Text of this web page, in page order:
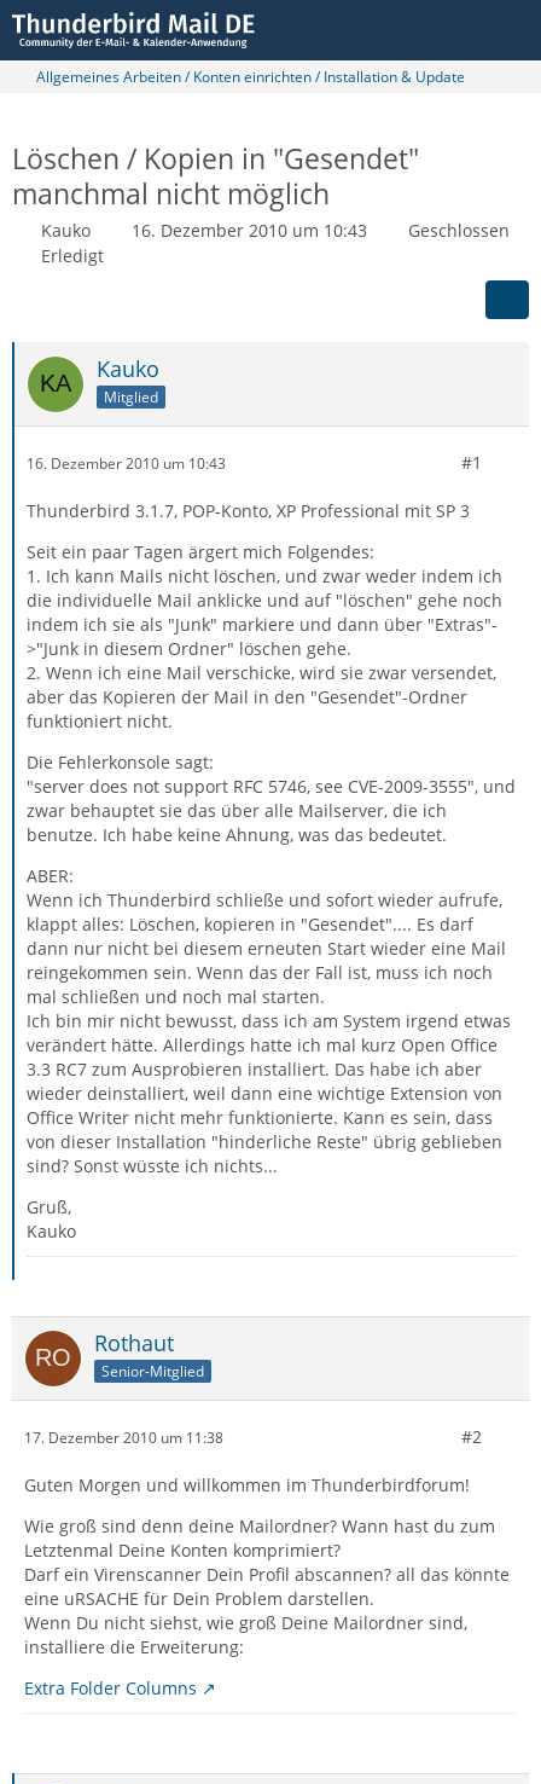
Allgemeines Arbeiten / Konten einrichten / Installation & Update
Löschen / Kopien in "Gesendet"
manchmal nicht möglich
Kauko 16. Dezember 2010 um 10:43
Geschlossen
Erledigt
Kauko
Mitglied
16. Dezember 2010 um 10:43 #1
Thunderbird 3.1.7, POP-Konto, XP Professional mit SP 3
Seit ein paar Tagen ärgert mich Folgendes:
1. Ich kann Mails nicht löschen, und zwar weder indem ich
die individuelle Mail anklicke und auf "löschen" gehe noch
indem ich sie als "Junk" markiere und dann über "Extras"-
>"Junk in diesem Ordner" löschen gehe.
2. Wenn ich eine Mail verschicke, wird sie zwar versendet,
aber das Kopieren der Mail in den "Gesendet"-Ordner
funktioniert nicht.
Die Fehlerkonsole sagt:
"server does not support RFC 5746, see CVE-2009-3555", und
zwar behauptet sie das über alle Mailserver, die ich
benutze. Ich habe keine Ahnung, was das bedeutet.
ABER:
Wenn ich Thunderbird schließe und sofort wieder aufrufe,
klappt alles: Löschen, kopieren in "Gesendet".... Es darf
dann nur nicht bei diesem erneuten Start wieder eine Mail
reingekommen sein. Wenn das der Fall ist, muss ich noch
mal schließen und noch mal starten.
Ich bin mir nicht bewusst, dass ich am System irgend etwas
verändert hätte. Allerdings hatte ich mal kurz Open Office
3.3 RC7 zum Ausprobieren installiert. Das habe ich aber
wieder deinstalliert, weil dann eine wichtige Extension von
Office Writer nicht mehr funktionierte. Kann es sein, dass
von dieser Installation "hinderliche Reste" übrig geblieben
sind? Sonst wüsste ich nichts...
Gruß,
Kauko
Rothaut
Senior-Mitglied
17. Dezember 2010 um 11:38 #2
Guten Morgen und willkommen im Thunderbirdforum!
Wie groß sind denn deine Mailordner? Wann hast du zum
Letztenmal Deine Konten komprimiert?
Darf ein Virenscanner Dein Profil abscannen? all das könnte
eine uRSACHE für Dein Problem darstellen.
Wenn Du nicht siehst, wie groß Deine Mailordner sind,
installiere die Erweiterung:
Extra Folder Columns